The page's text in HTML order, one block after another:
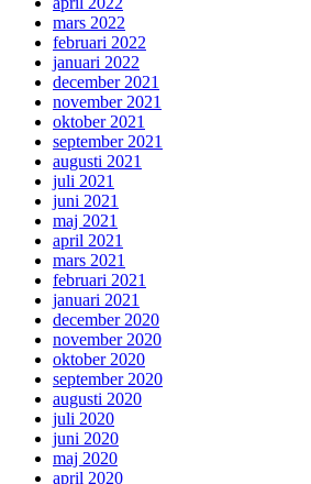
mars 2022
februari 2022
januari 2022
december 2021
november 2021
oktober 2021
september 2021
augusti 2021
juli 2021
juni 2021
maj 2021
april 2021
mars 2021
februari 2021
januari 2021
december 2020
november 2020
oktober 2020
september 2020
augusti 2020
juli 2020
juni 2020
maj 2020
april 2020